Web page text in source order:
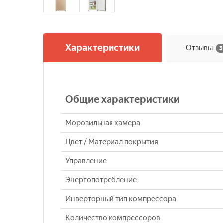
Характеристики Отзывы 3
Общие характеристики
Морозильная камера
Цвет / Материал покрытия
Управление
Энергопотребление
Инверторный тип компрессора
Количество компрессоров